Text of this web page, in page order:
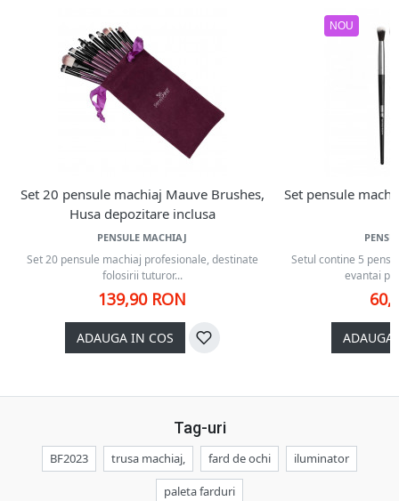
Set 20 pensule machiaj Mauve Brushes,
Husa depozitare inclusa
PENSULE MACHIAJ
Set 20 pensule machiaj profesionale, destinate
folosirii tuturor...
139,90 RON
ADAUGA IN COS
NOU
Set pensule
Setul contine 5
evantai
ADAUGA
Tag-uri
BF2023 trusa machiaj, fard de ochi iluminator
paleta farduri